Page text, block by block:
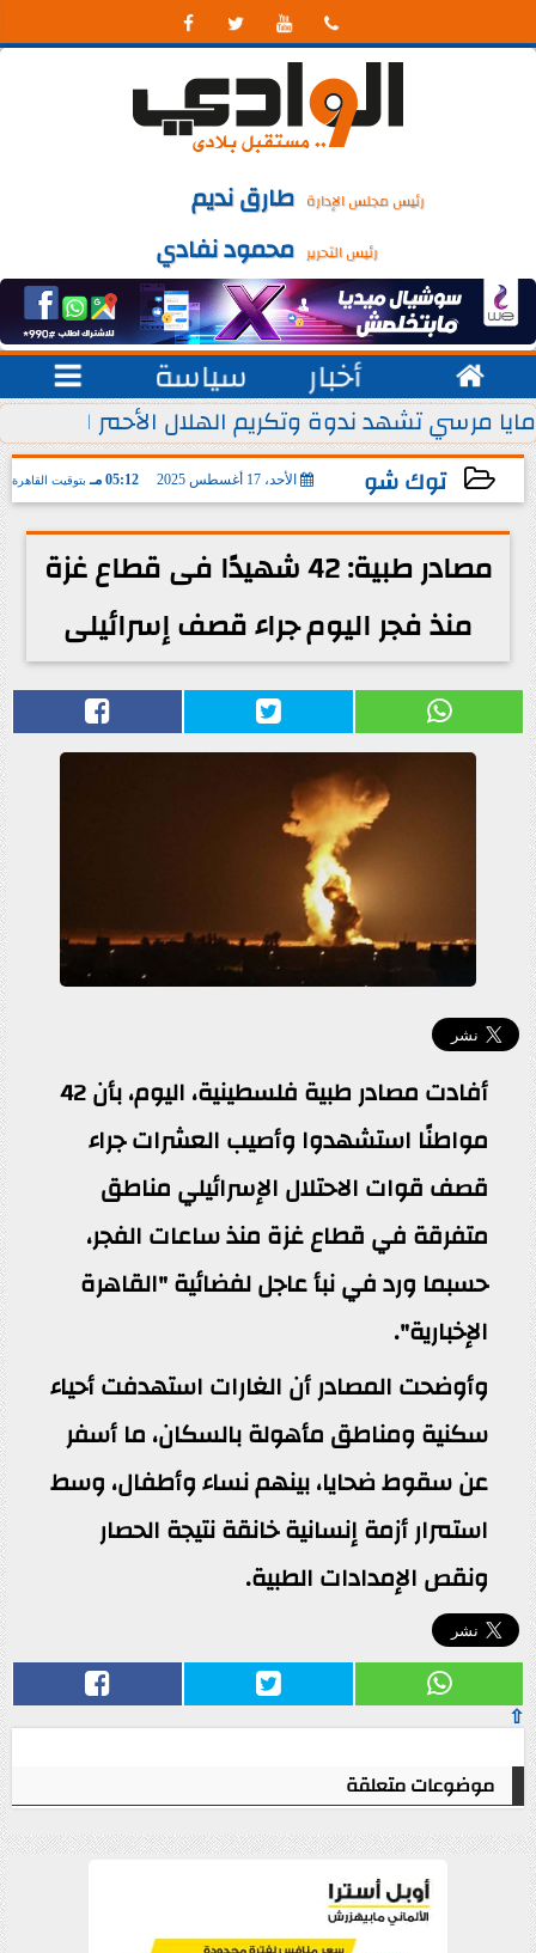
   
رئيس مجلس الإدارة طارق نديم
رئيس التحرير محمود نفادي
 أخبار سياسة 
يوليو من كل عام
مايا مرسي تشهد ندوة وتكريم الهلال الأحمر
توك شو الأحد، 17 أغسطس 2025 05:12 مـ بتوقيت القاهرة
2025-08-17 17:12:07
مصادر طبية: 42 شهيدًا فى قطاع غزة
منذ فجر اليوم جراء قصف إسرائيلى
أفادت مصادر طبية فلسطينية، اليوم، بأن 42
مواطنًا استشهدوا وأصيب العشرات جراء
قصف قوات الاحتلال الإسرائيلي مناطق
متفرقة في قطاع غزة منذ ساعات الفجر،
حسبما ورد في نبأ عاجل لفضائية "القاهرة
الإخبارية".
وأوضحت المصادر أن الغارات استهدفت أحياء
سكنية ومناطق مأهولة بالسكان، ما أسفر
عن سقوط ضحايا، بينهم نساء وأطفال، وسط
استمرار أزمة إنسانية خانقة نتيجة الحصار
ونقص الإمدادات الطبية.
⇧
موضوعات متعلقة